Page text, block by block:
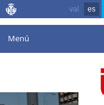
val es
Menú
Agenda